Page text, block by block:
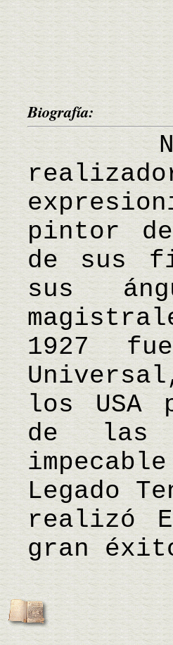
Biografía:
pintor
de sus
sus
1927
los USA
de las
Legado
realizó
gran